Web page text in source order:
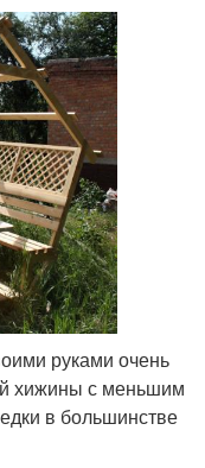
руками очень
хижины с меньшим
в большинстве